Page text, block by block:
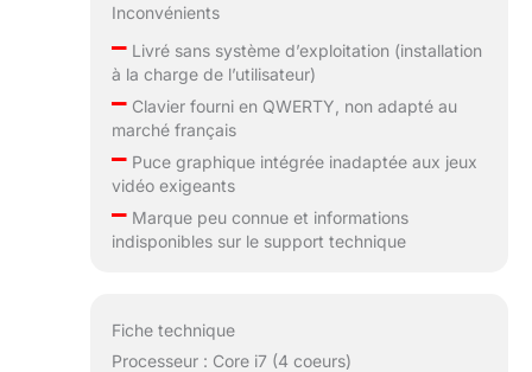
Inconvénients
–Livré sans système d’exploitation (installation
à la charge de l’utilisateur)
–Clavier fourni en QWERTY, non adapté au
marché français
–Puce graphique intégrée inadaptée aux jeux
vidéo exigeants
–Marque peu connue et informations
indisponibles sur le support technique
Fiche technique
Processeur : Core i7 (4 coeurs)